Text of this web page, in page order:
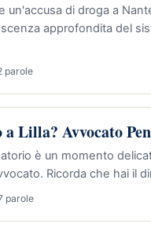
un'accusa di droga a
approfondita del
parole
Lilla? Avvocato
è un momento
Ricorda che hai il
parole